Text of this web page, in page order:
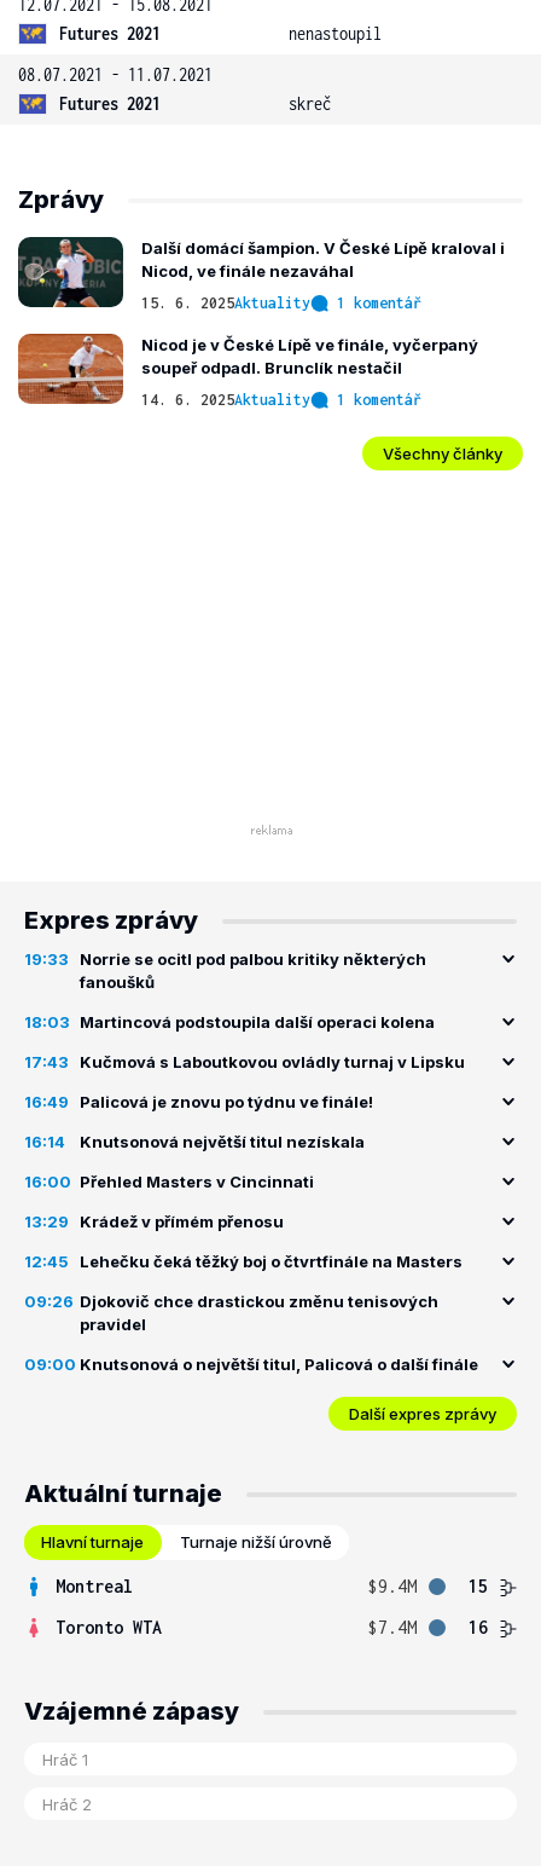
12.07.2021 - 15.08.2021
Futures 2021
nenastoupil
08.07.2021 - 11.07.2021
Futures 2021
skreč
Zprávy
Další domácí šampion. V České Lípě kraloval i
Nicod, ve finále nezaváhal
15. 6. 2025Aktuality 1 komentář
Nicod je v České Lípě ve finále, vyčerpaný
soupeř odpadl. Brunclík nestačil
14. 6. 2025Aktuality 1 komentář
Všechny články
Expres zprávy
19:33
Norrie se ocitl pod palbou kritiky některých
fanoušků
18:03 Martincová podstoupila další operaci kolena
17:43 Kučmová s Laboutkovou ovládly turnaj v Lipsku
16:49 Palicová je znovu po týdnu ve finále!
16:14 Knutsonová největší titul nezískala
16:00 Přehled Masters v Cincinnati
13:29 Krádež v přímém přenosu
12:45 Lehečku čeká těžký boj o čtvrtfinále na Masters
09:26 Djokovič chce drastickou změnu tenisových
pravidel
09:00 Knutsonová o největší titul, Palicová o další finále
Další expres zprávy
Aktuální turnaje
Hlavní turnaje Turnaje nižší úrovně
Montreal $9.4M
15
Toronto WTA
$7.4M 16
Vzájemné zápasy